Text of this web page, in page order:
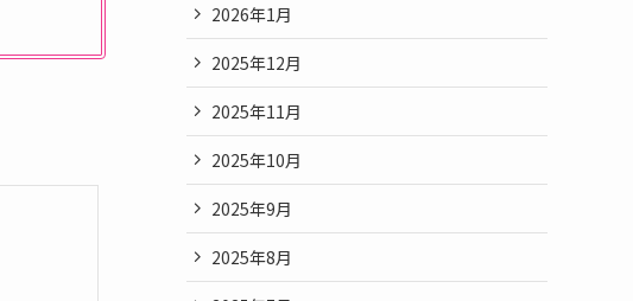
2026年1月
2025年12月
2025年11月
2025年10月
2025年9月
2025年8月